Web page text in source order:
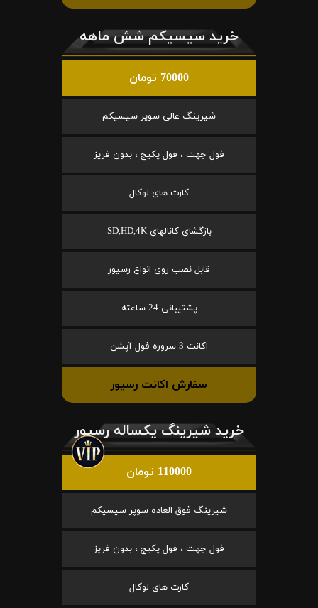
خرید سیسیکم شش ماهه
70000 تومان
شیرینگ عالی سوپر سیسیکم
فول جهت ، فول پکیج ، بدون فریز
کارت های لوکال
بازگشای کانالهای SD,HD,4K
قابل نصب روی انواع رسیور
پشتیبانی 24 ساعته
اکانت 3 سروره فول آپشن
سفارش اکانت رسیور
خرید شیرینگ یکساله رسیور
110000 تومان
شیرینگ فوق العاده سوپر سیسیکم
فول جهت ، فول پکیج ، بدون فریز
کارت های لوکال